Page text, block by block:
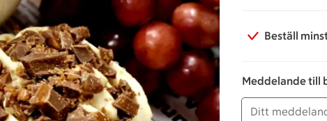
Beställ
Meddelande till